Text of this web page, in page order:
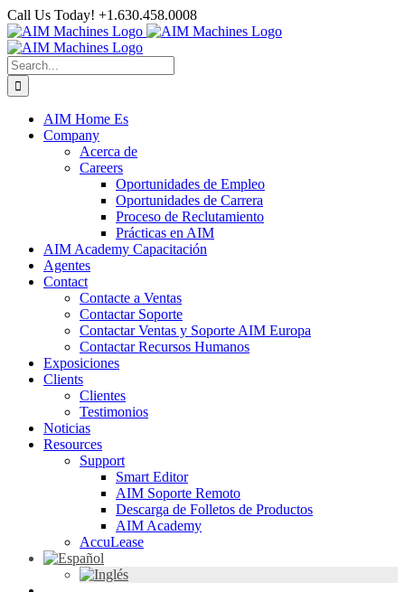
Skip
to
content
Call Us Today! +1.630.458.0008
Facebook
LinkedIn
YouTube
Search
for:
AIM Home Es
Company
Acerca de
Careers
Oportunidades de Empleo
Oportunidades de Carrera
Proceso de Reclutamiento
Prácticas en AIM
AIM Academy Capacitación
Agentes
Contact
Contacte a Ventas
Contactar Soporte
Contactar Ventas y Soporte AIM Europa
Contactar Recursos Humanos
Exposiciones
Clients
Clientes
Testimonios
Noticias
Resources
Support
Smart Editor
AIM Soporte Remoto
Descarga de Folletos de Productos
AIM Academy
AccuLease